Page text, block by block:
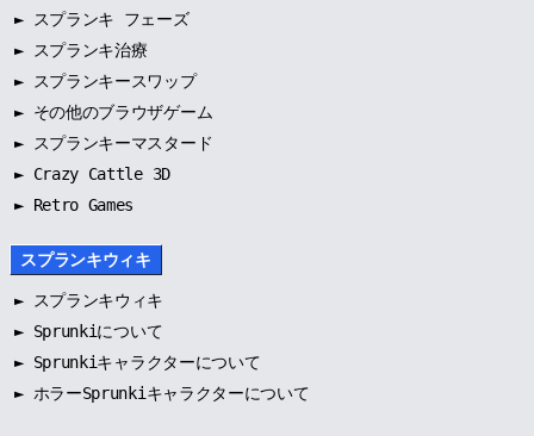
►
スプランキ フェーズ
►
スプランキ治療
►
スプランキースワップ
► その他のブラウザゲーム
►
スプランキーマスタード
► Crazy Cattle 3D
► Retro Games
スプランキウィキ
►
スプランキウィキ
► Sprunkiについて
► Sprunkiキャラクターについて
► ホラーSprunkiキャラクターについて